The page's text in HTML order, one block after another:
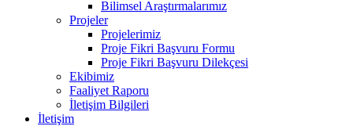
Bilimsel Araştırmalarımız
Projeler
Projelerimiz
Proje Fikri Başvuru Formu
Proje Fikri Başvuru Dilekçesi
Ekibimiz
Faaliyet Raporu
İletişim Bilgileri
İletişim